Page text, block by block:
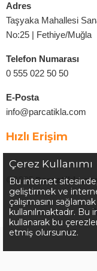
Adres
Taşyaka Mahallesi
No:25 | Fethiye/Muğla
Telefon Numarası
0 555 022 50 50
E-Posta
info@parcatikla.com
Hızlı Erişim
©2025
Çerez Kullanımı
Bu internet
geliştirmek ve
çalışmasını
kullanılmaktadır. Bu
kullanarak bu
etmiş olursunuz.